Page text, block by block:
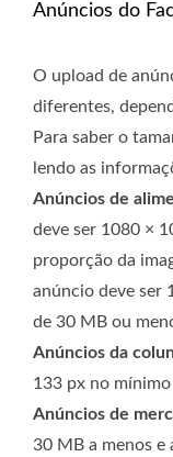
Anúncios do
O upload de
diferentes,
Para saber o
lendo as
Anúncios de
deve ser 1080 ×
proporção da
anúncio deve ser
de 30 MB ou
Anúncios da
133 px no
Anúncios de
30 MB a menos e